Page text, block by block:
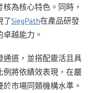
為核心特色。同時，
了SiegPath在產品研發
越能力。
通道，並搭配靈活且具
例將依績效表現，在嚴
市場同類機構水準。